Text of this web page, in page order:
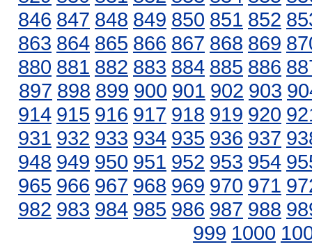
846 847 848 849 850 851 852
863 864 865 866 867 868 869
880 881 882 883 884 885 886
897 898 899 900 901 902 903
914 915 916 917 918 919 920
931 932 933 934 935 936 937
948 949 950 951 952 953 954
965 966 967 968 969 970 971
982 983 984 985 986 987 988
999 1000